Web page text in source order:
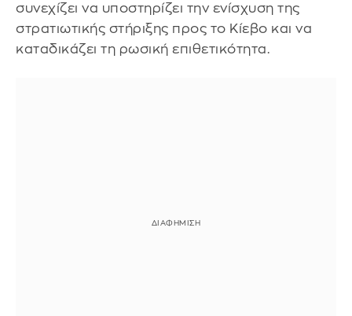
συνεχίζει να υποστηρίζει την ενίσχυση της
στρατιωτικής στήριξης προς το Κίεβο και να
καταδικάζει τη ρωσική επιθετικότητα.